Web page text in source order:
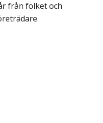
från folket och